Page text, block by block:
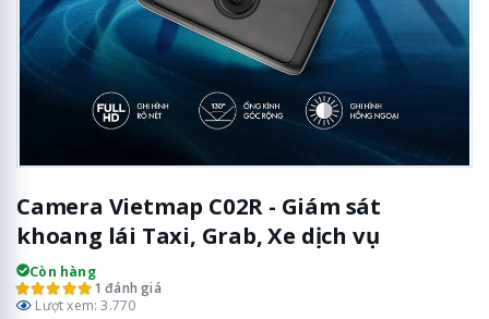
Camera Vietmap C02R - Giám sát
khoang lái Taxi, Grab, Xe dịch vụ
Còn hàng
1 đánh giá
Lượt xem: 3.770